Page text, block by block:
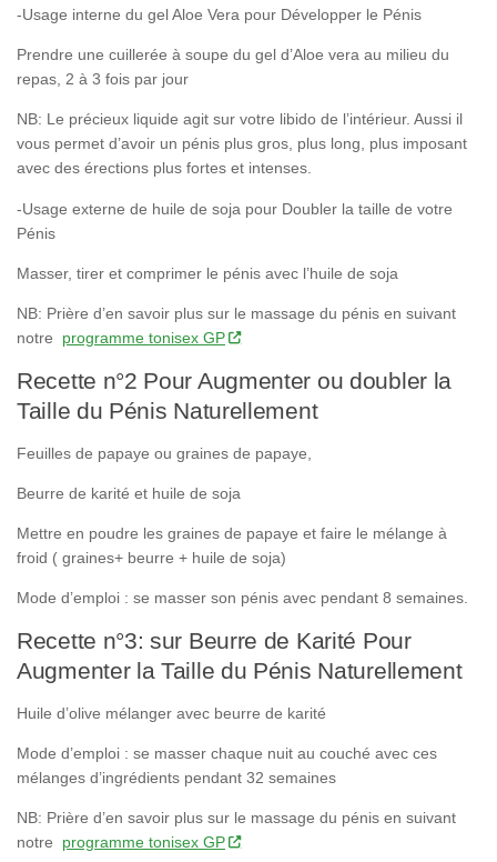
-Usage interne du gel Aloe Vera pour Développer le Pénis
Prendre une cuillerée à soupe du gel d’Aloe vera au milieu du
repas, 2 à 3 fois par jour
NB: Le précieux liquide agit sur votre libido de l’intérieur. Aussi il
vous permet d’avoir un pénis plus gros, plus long, plus imposant
avec des érections plus fortes et intenses.
-Usage externe de huile de soja pour Doubler la taille de votre
Pénis
Masser, tirer et comprimer le pénis avec l’huile de soja
NB: Prière d’en savoir plus sur le massage du pénis en suivant
notre programme tonisex GP
Recette n°2 Pour Augmenter ou doubler la
Taille du Pénis Naturellement
Feuilles de papaye ou graines de papaye,
Beurre de karité et huile de soja
Mettre en poudre les graines de papaye et faire le mélange à
froid ( graines+ beurre + huile de soja)
Mode d’emploi : se masser son pénis avec pendant 8 semaines.
Recette n°3: sur Beurre de Karité Pour
Augmenter la Taille du Pénis Naturellement
Huile d’olive mélanger avec beurre de karité
Mode d’emploi : se masser chaque nuit au couché avec ces
mélanges d’ingrédients pendant 32 semaines
NB: Prière d’en savoir plus sur le massage du pénis en suivant
notre programme tonisex GP